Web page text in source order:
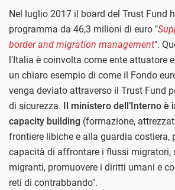
Nel luglio 2017 il board del Trust Fund
programma da 46,3 milioni di euro "
border and migration management".
l'Italia è coinvolta come ente attuatore
un chiaro esempio di come il Fondo
venga deviato attraverso il Trust Fund
di sicurezza. Il ministero dell’Interno è
capacity building (formazione,
frontiere libiche e alla guardia costiera,
capacità di affrontare i flussi migratori,
migranti, promuovere i diritti umani e
reti di contrabbando".